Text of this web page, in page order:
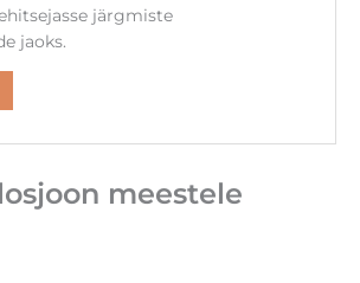
järgmiste
jaoks.
meestele